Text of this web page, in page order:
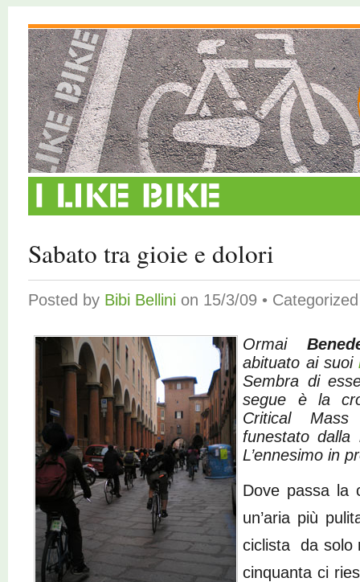
Sabato tra gioie e dolori
Posted by Bibi Bellini on 15/3/09 •
Ormai
abituato ai suoi
Sembra di
segue è la
Critical
funestato
L’ennesimo in
Dove passa la
un’aria più
ciclista da solo
cinquanta ci